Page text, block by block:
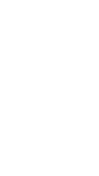
バイオチューブ搭